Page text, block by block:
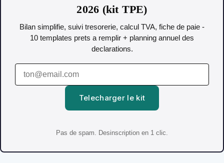
2026 (kit TPE)
Bilan simplifie, suivi tresorerie, calcul TVA, fiche de paie -
10 templates prets a remplir + planning annuel des
declarations.
Telecharger le kit
Pas de spam. Desinscription en 1 clic.